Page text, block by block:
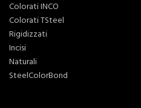
Colorati INCO
Colorati TSteel
Rigidizzati
Incisi
Naturali
SteelColorBond